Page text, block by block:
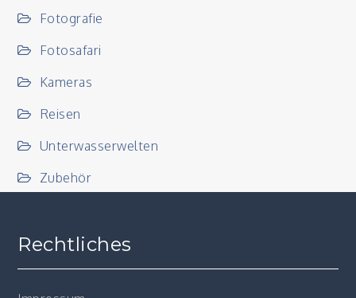
Fotografie
Fotosafari
Kameras
Reisen
Unterwasserwelten
Zubehör
Rechtliches